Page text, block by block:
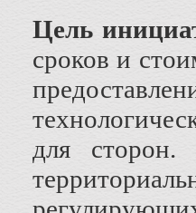
Цель
сроков и
для